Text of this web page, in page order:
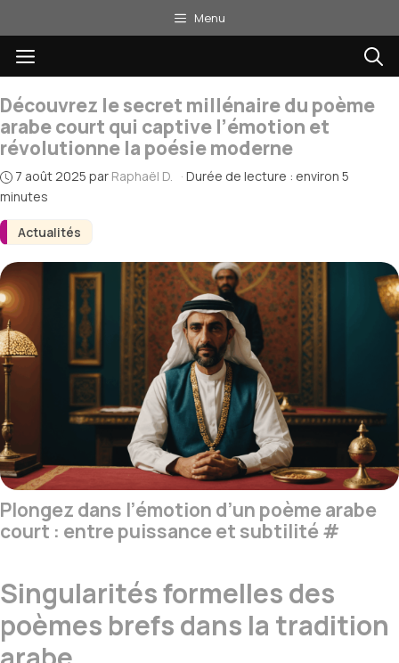
au
contenu
Menu
Menu
Actualités
Découvrez le secret millénaire du poème
arabe court qui captive l’émotion et
révolutionne la poésie moderne
7 août 2025 par Raphaël D. · Durée de lecture : environ 5
minutes
Plongez dans l’émotion d’un poème arabe
court : entre puissance et subtilité #
Singularités formelles des
poèmes brefs dans la tradition